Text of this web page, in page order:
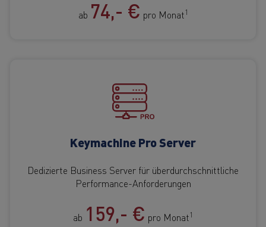
ab 74,- € pro Monat1
Keymachine Pro Server
Dedizierte Business Server für überdurchschnittliche
Performance-Anforderungen
ab 159,- € pro Monat1